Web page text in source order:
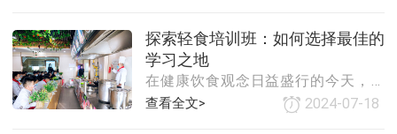
烹饪工作坊中，我们可以看到不同年
龄段的学员。有的年轻人怀揣着对美
食的热爱和对未来的憧憬，选择将厨
师作为自己的职业
数人的目光。因此，越来越多的人选
择通过甜品培训来掌握这门技艺，无
论是为了职业发展还是个人兴趣。然
而，甜品培训的费用因地区、培训机
构、课程内容及课程时长等多种因素
探索轻食培训班：如何选择最佳的
学习之地
在健康饮食观念日益盛行的今天，轻
食作为一种低热量、高营养、快捷便
2024-07-18
查看全文>